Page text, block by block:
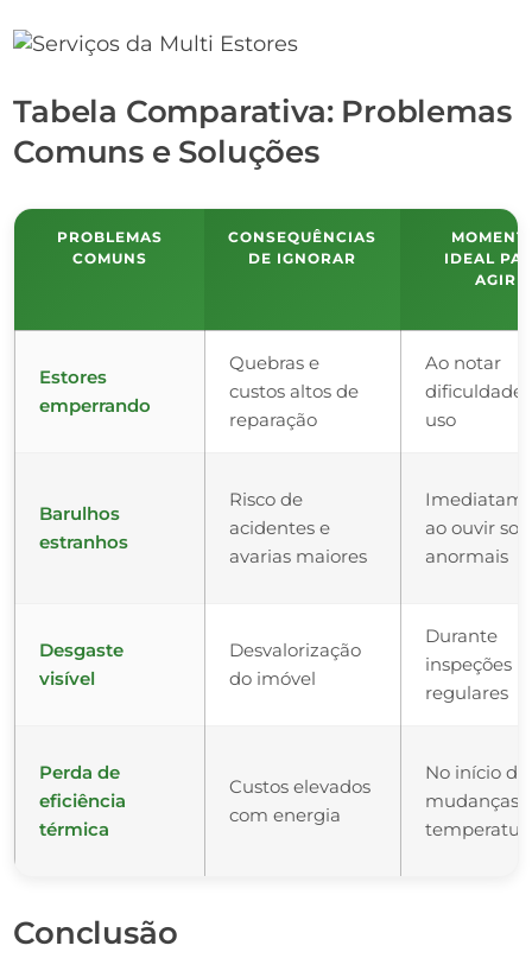
Tabela Comparativa: Problemas
Comuns e Soluções
PROBLEMAS
COMUNS
CONSEQUÊNCIAS
DE IGNORAR
IDEAL
AGIR
Estores
emperrando
Quebras e
custos altos de
reparação
Ao notar
uso
Barulhos
estranhos
Risco de
acidentes e
avarias maiores
ao ouvir
anormais
Desgaste
visível
Desvalorização
do imóvel
Durante
inspeções
regulares
Perda de
eficiência
térmica
Custos elevados
com energia
No início
mudanças
Conclusão